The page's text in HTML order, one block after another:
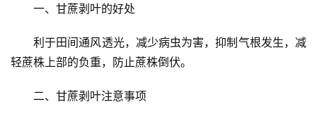
一、甘蔗剥叶的好处
利于田间通风透光，减少病虫为害，抑制气根发生，减
轻蔗株上部的负重，防止蔗株倒伏。
二、甘蔗剥叶注意事项